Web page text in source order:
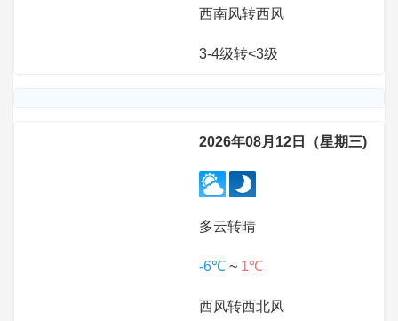
西南风转西风
3-4级转<3级
2026年08月12日（星期三)
多云转晴
-6℃ ~ 1℃
西风转西北风